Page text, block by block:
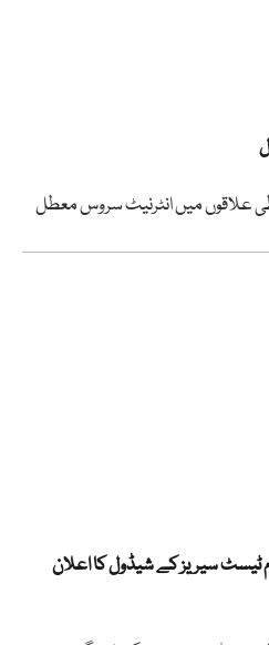
علاقوں میں انٹرنیٹ سروس معطل
ٹیسٹ سیریز کے شیڈول کا اعلان